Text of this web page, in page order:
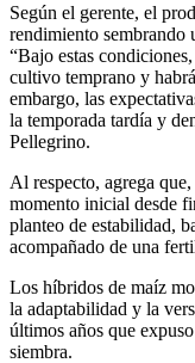
Según el gerente, el
rendimiento sembrando
“Bajo estas
cultivo temprano y
embargo, las
la temporada tardía y
Pellegrino.
Al respecto, agrega
momento inicial desde
planteo de estabilidad,
acompañado de una
Los híbridos de maíz
la adaptabilidad y la
últimos años que
siembra.